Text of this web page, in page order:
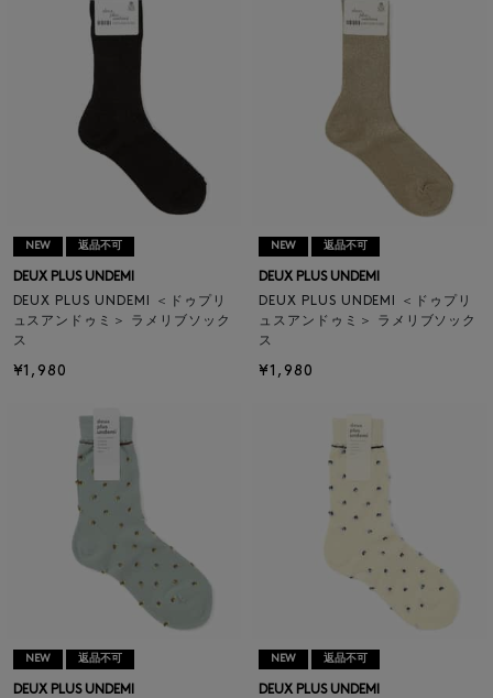
NEW 返品不可
DEUX PLUS UNDEMI
DEUX PLUS UNDEMI ＜ドゥプリ
ュスアンドゥミ＞ ラメリブソック
ス
¥1,980
NEW 返品不可
DEUX PLUS UNDEMI
DEUX PLUS UNDEMI ＜ドゥプリ
ュスアンドゥミ＞ ラメリブソック
ス
¥1,980
NEW 返品不可
DEUX PLUS UNDEMI
NEW 返品不可
DEUX PLUS UNDEMI